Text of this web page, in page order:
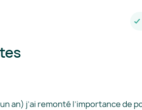
an) j’ai remonté l’importance de